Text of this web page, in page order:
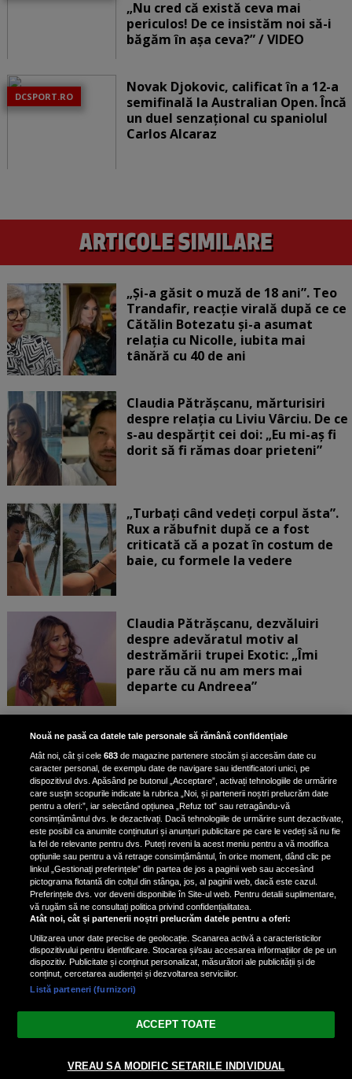
„Nu cred că există ceva mai
periculos! De ce insistăm noi să-i
băgăm în așa ceva?” / VIDEO
DCSPORT.RO
Novak Djokovic, calificat în a 12-a
semifinală la Australian Open. Încă
un duel senzațional cu spaniolul
Carlos Alcaraz
„Și-a găsit o muză de 18 ani”. Teo
Trandafir, reacție virală după ce ce
Cătălin Botezatu și-a asumat
relația cu Nicolle, iubita mai
tânără cu 40 de ani
Claudia Pătrășcanu, mărturisiri
despre relația cu Liviu Vârciu. De ce
s-au despărțit cei doi: „Eu mi-aș fi
dorit să fi rămas doar prieteni”
„Turbați când vedeți corpul ăsta”.
Rux a răbufnit după ce a fost
criticată că a pozat în costum de
baie, cu formele la vedere
Claudia Pătrășcanu, dezvăluiri
despre adevăratul motiv al
destrămării trupei Exotic: „Îmi
pare rău că nu am mers mai
departe cu Andreea”
Scene incredibile! Ilinca Vandici a
pus mâna pe aparatul de
fotografiat al unui paparazzo și i l-
a aruncat la gunoi: „S-a dus la
poliție. Nu mai aveam aer”
Oana Moșneagu, mărturisiri
despre începutul relației cu Vlad
Gherman: „Eu am fost îngrozită de
aceasta posibilă relație”
Nouă ne pasă ca datele tale personale să rămână confidențiale
Atât noi, cât și cele683 de magazine partenere stocăm și accesăm date cu
caracter personal, de exemplu date de navigare sau identificatori unici, pe
dispozitivul dvs. Apăsând pe butonul „Acceptare”, activați tehnologiile de urmărire
care susțin scopurile indicate la rubrica „Noi, și partenerii noștri prelucrăm date
pentru a oferi:”, iar selectând opțiunea „Refuz tot” sau retragându-vă
consimțământul dvs. le dezactivați. Dacă tehnologiile de urmărire sunt dezactivate,
este posibil ca anumite conținuturi și anunțuri publicitare pe care le vedeți să nu fie
la fel de relevante pentru dvs. Puteți reveni la acest meniu pentru a vă modifica
opțiunile sau pentru a vă retrage consimțământul, în orice moment, dând clic pe
linkul „Gestionați preferințele” din partea de jos a paginii web sau accesând
pictograma flotantă din colțul din stânga, jos, al paginii web, dacă este cazul.
Preferințele dvs. vor deveni disponibile în Site-ul web. Pentru detalii suplimentare,
vă rugăm să ne consultați politica privind confidențialitatea.
Atât noi, cât și partenerii noștri prelucrăm datele pentru a oferi:
Utilizarea unor date precise de geolocație. Scanarea activă a caracteristicilor
dispozitivului pentru identificare. Stocarea și/sau accesarea informațiilor de pe un
dispozitiv. Publicitate și conținut personalizat, măsurători ale publicității și de
conținut, cercetarea audienței și dezvoltarea serviciilor.
Listă parteneri (furnizori)
ACCEPT TOATE
VREAU SA MODIFIC SETARILE INDIVIDUAL